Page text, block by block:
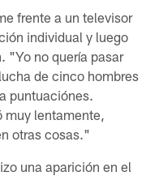
frente a un televisor
individual y luego
"Yo no quería pasar
de cinco hombres
puntuaciónes.
lentamente,
otras cosas."
una aparición en el